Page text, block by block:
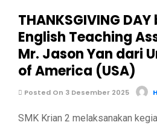
THANKSGIVING
English Teaching
Mr. Jason Yan dari
of America (USA)
Posted On 3 Desember 2025
SMK Krian 2 melaksanakan